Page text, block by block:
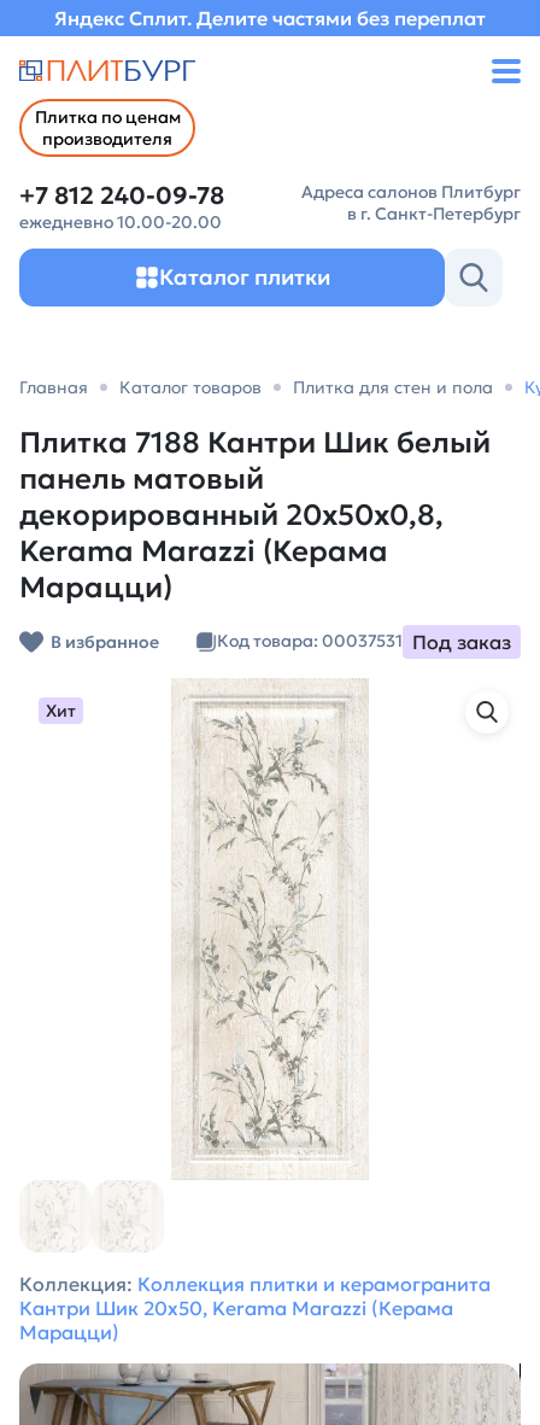
Яндекс Сплит. Делите частями без переплат
Плитка по ценам
производителя
+7 812 240-09-78
ежедневно 10.00-20.00
Адреса салонов Плитбург
в г. Санкт-Петербург
Каталог плитки
Главная Каталог товаров Плитка для стен и пола
Плитка 7188 Кантри Шик белый
панель матовый
декорированный 20x50x0,8,
Kerama Marazzi (Керама
Марацци)
В избранное Код товара: 00037531 Под заказ
Хит
Коллекция: Коллекция плитки и керамогранита
Кантри Шик 20х50, Kerama Marazzi (Керама
Марацци)